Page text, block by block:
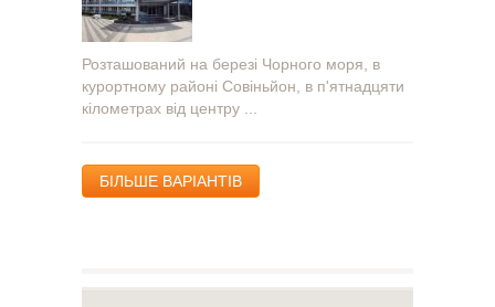
Розташований на березі Чорного моря, в
курортному районі Совіньйон, в п'ятнадцяти
кілометрах від центру ...
БІЛЬШЕ ВАРІАНТІВ